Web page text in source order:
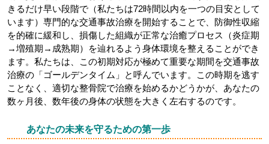
きるだけ早い段階で（私たちは72時間以内を一つの目安として
います）専門的な交通事故治療を開始することで、防御性収縮
を的確に緩和し、損傷した組織が正常な治癒プロセス（炎症期
→増殖期→成熟期）を辿れるよう身体環境を整えることができ
ます。私たちは、この初期対応が極めて重要な期間を交通事故
治療の「ゴールデンタイム」と呼んでいます。この時期を逃す
ことなく、適切な整骨院で治療を始めるかどうかが、あなたの
数ヶ月後、数年後の身体の状態を大きく左右するのです。
あなたの未来を守るための第一歩